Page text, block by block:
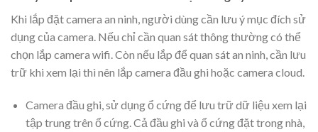
Khi lắp đặt camera an ninh, người dùng cần lưu ý mục đích sử
dụng của camera. Nếu chỉ cần quan sát thông thường có thể
chọn lắp camera wifi. Còn nếu lắp để quan sát an ninh, cần lưu
trữ khi xem lại thì nên lắp camera đầu ghi hoặc camera cloud.
Camera đầu ghi, sử dụng ổ cứng để lưu trữ dữ liệu xem lại
tập trung trên ổ cứng. Cả đầu ghi và ổ cứng đặt trong nhà,